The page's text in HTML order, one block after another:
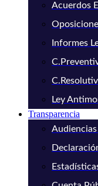
Acuerdos
Informes
Ley
Transparencia